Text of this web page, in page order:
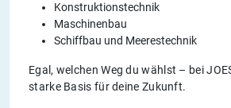
Konstruktionstechnik
Maschinenbau
Schiffbau und Meerestechnik
Egal, welchen Weg du wählst – bei
starke Basis für deine Zukunft.